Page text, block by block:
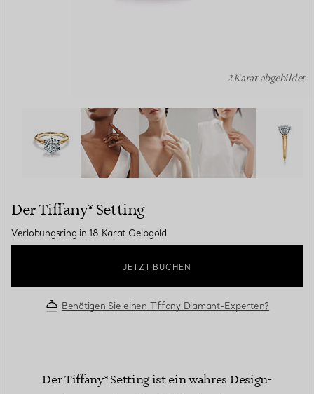
Der Tiffany® Setting: Verlobungsring in 18 Karat
2 Karat abgebildet
Der Tiffany® Setting
Verlobungsring in 18 Karat Gelbgold
JETZT BUCHEN
Benötigen Sie einen Tiffany Diamant-Experten?
Der Tiffany® Setting ist ein wahres Design-